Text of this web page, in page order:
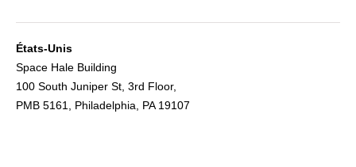
États-Unis
Space Hale Building
100 South Juniper St, 3rd Floor,
PMB 5161, Philadelphia, PA 19107